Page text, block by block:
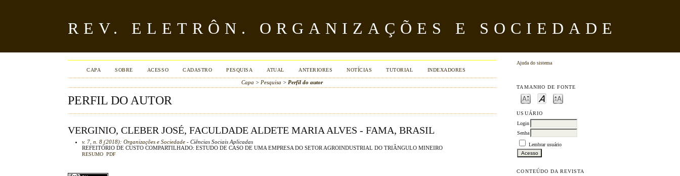
REV. ELETRÔN. ORGANIZAÇÕES E SOCIEDADE
Ajuda do sistema
TAMANHO DE FONTE
USUÁRIO
Login
Senha
Lembrar usuário
CONTEÚDO DA REVISTA
CAPA SOBRE ACESSO CADASTRO PESQUISA ATUAL ANTERIORES NOTÍCIAS TUTORIAL INDEXADORES
Capa > Pesquisa > Perfil do autor
PERFIL DO AUTOR
VERGINIO, CLEBER JOSÉ, FACULDADE ALDETE MARIA ALVES - FAMA, BRASIL
v. 7, n. 8 (2018): Organizações e Sociedade - Ciências Sociais Aplicadas
REFEITÓRIO DE CUSTO COMPARTILHADO: ESTUDO DE CASO DE UMA EMPRESA DO SETOR AGROINDUSTRIAL DO TRIÂNGULO MINEIRO
RESUMO PDF